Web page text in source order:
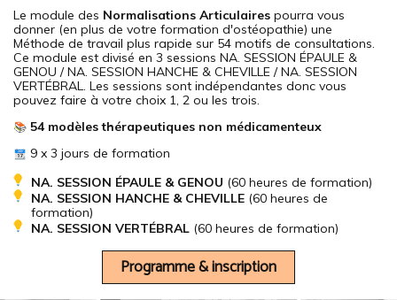
Le module des Normalisations Articulaires pourra vous
donner (en plus de votre formation d'ostéopathie) une
Méthode de travail plus rapide sur 54 motifs de consultations.
Ce module est divisé en 3 sessions NA. SESSION ÉPAULE &
GENOU / NA. SESSION HANCHE & CHEVILLE / NA. SESSION
VERTÉBRAL. Les sessions sont indépendantes donc vous
pouvez faire à votre choix 1, 2 ou les trois.
54 modèles thérapeutiques non médicamenteux
9 x 3 jours de formation
NA. SESSION ÉPAULE & GENOU (60 heures de formation)
NA. SESSION HANCHE & CHEVILLE (60 heures de
formation)
NA. SESSION VERTÉBRAL (60 heures de formation)
Programme & inscription